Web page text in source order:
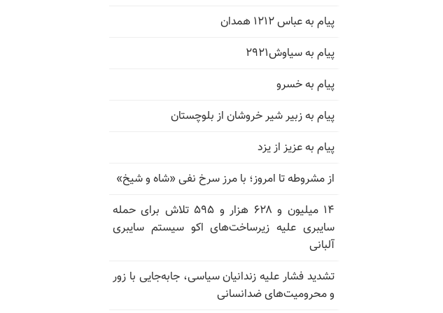
پیام به عباس ۱۲۱۲ همدان
پیام به سیاوش۲۹۲۱
پیام به خسرو
پیام به زبیر شیر خروشان از بلوچستان
پیام به عزیز از یزد
از مشروطه تا امروز؛ با مرز سرخ نفی «شاه و شیخ»
۱۴ میلیون و ۶۲۸ هزار و ۵۹۵ تلاش برای حمله
سایبری علیه زیرساخت‌های اکو سیستم سایبری
آلبانی
تشدید فشار علیه زندانیان سیاسی، جابه‌جایی با زور
و محرومیت‌های ضدانسانی